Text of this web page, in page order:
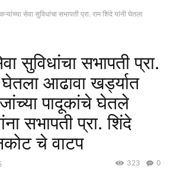
सेवा सुविधांचा सभापती प्रा. राम शिंदे यांनी घेतला
सुविधांचा सभापती प्रा.
घेतला आढावा खर्ड्यात
पादूकांचे घेतले
सभापती प्रा. शिंदे
चे वाटप
0
323